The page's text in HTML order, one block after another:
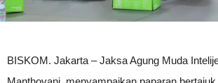
BISKOM. Jakarta – Jaksa Agung Muda